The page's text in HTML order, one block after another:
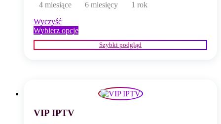
4 miesiące 6 miesięcy
1 rok
Wyczyść
Wybierz opcjeTen
produkt
ma
wybrać
Szybki podgląd
VIP IPTV